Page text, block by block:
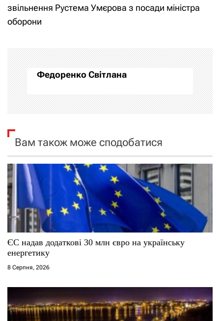
г
ц
і
я
з
а
п
и
с
в
звільнення Рустема Умєрова з посади міністра
оборони
Федоренко Світлана
Вам також може сподобатися
ЄС надав додаткові 30 млн євро на українську
енергетику
8 Серпня, 2026